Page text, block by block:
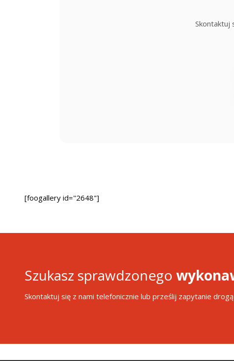
Skontaktuj
[foogallery id="2648"]
Szukasz sprawdzonego
Skontaktuj się z nami telefonicznie lub prześlij zapytanie